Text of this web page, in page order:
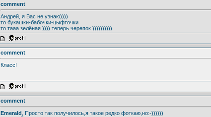
comment
Андрей, я Вас не узнаю))))
то букашки-бабочки-цыфточки
то тааа зелёная )))) теперь черепок ))))))))))
comment
Класс!
comment
Emerald , Просто так получилось,я такое редко фоткаю,но:-))))))